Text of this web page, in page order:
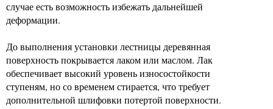
случае есть возможность избежать дальнейшей
деформации.
До выполнения установки лестницы деревянная
поверхность покрывается лаком или маслом. Лак
обеспечивает высокий уровень износостойкости
ступеням, но со временем стирается, что требует
дополнительной шлифовки потертой поверхности.